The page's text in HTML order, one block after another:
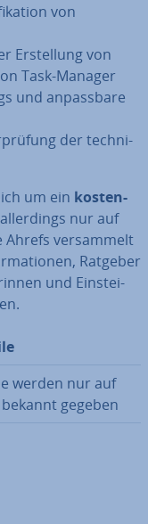
von
Er­stel­lung von
Task-Manager
und an­pass­ba­re
der tech­ni­
um ein kos­ten­
nur auf
Ahrefs ver­sam­melt
Ratgeber
und Ein­stei­
werden nur auf
gegeben